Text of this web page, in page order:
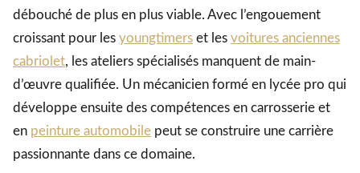
débouché de plus en plus viable. Avec l’engouement
croissant pour les youngtimers et les voitures anciennes
cabriolet, les ateliers spécialisés manquent de main-
d’œuvre qualifiée. Un mécanicien formé en lycée pro qui
développe ensuite des compétences en carrosserie et
en peinture automobile peut se construire une carrière
passionnante dans ce domaine.